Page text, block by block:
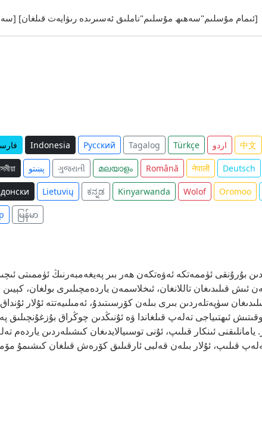
[سەھىھ(بەش شەرت تولۇق بولغادا ھەدىس سەھىھ بولىدۇ)] [ئىمام مۇسلىم"سەھىھ مۇسلىم"ناملىق ئەسىرىدە رىۋايەت قىلغان]
Indonesia Русский Tagalog Türkçe اردو 中文
پښتو ગુજરાતી മലയാളം Română नेपाली Deutsch
Lietuvių ಕನ್ನಡ Kinyarwanda Wolof Oromoo
မြန်မာ
بۇرۇنقى ئۈممەتكە ئەۋەتكەن ھەر بىر پەيغەمبەرنىڭ ئۈممىتى
ئىش قىلىدىغان تاللانغان، ئىخلاسمەن ياردەمچىلىرى بولغان،
سۈپەتلەردىن بىرى بىلەن كۆرسىتىدۇ، ئەمىلىيەتتە ئۇلار
ئىھتىياجى تەلەپ قىلغاندا ۋە ئۇنىڭدىن چوڭراق بۇزغۇنچىلىق
ئىنكار قىلىپ، ئۇنى توسىيالايدىغان كىشىلەردىن
تەلەپ قىلىپ، ئۇلار بىلەن قەلبى ئارقىلىق كۆرەش قىلغان كىشىمۇ